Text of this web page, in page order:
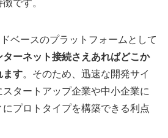
です。
ベースのプラットフォームとして
ターネット接続さえあればどこか
ます。そのため、迅速な開発サイ
タートアップ企業や中小企業に
プロトタイプを構築できる利点